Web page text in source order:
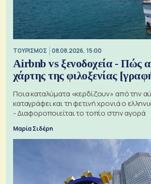
ΤΟΥΡΙΣΜΟΣ 08.08.2026, 15:00
Airbnb vs ξενοδοχεία - Πώς
χάρτης της φιλοξενίας
Ποια καταλύματα «κερδίζουν» από την
καταγράφει και τη φετινή χρονιά ο
- Διαφοροποιείται το τοπίο στην αγορά
Μαρία Σιδέρη